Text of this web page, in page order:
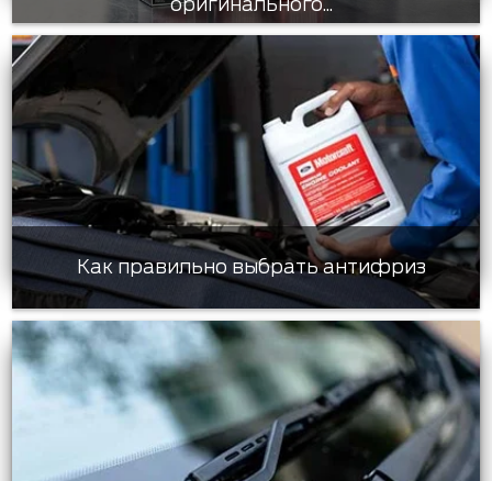
Как правильно выбрать антифриз